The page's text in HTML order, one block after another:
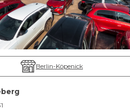
Berlin-Köpenick